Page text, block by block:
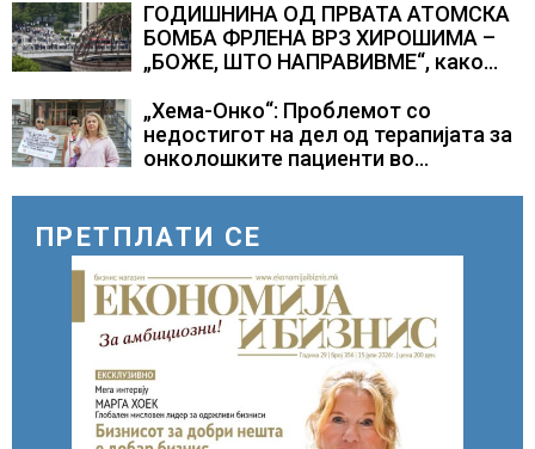
ГОДИШНИНА ОД ПРВАТА АТОМСКА
БОМБА ФРЛЕНА ВРЗ ХИРОШИМА –
„БОЖЕ, ШТО НАПРАВИВМЕ“, како
Геј“ и учесниците во
бомбардирањето го доживуваа овој
настан што го промени текот на
„Хема-Онко“: Проблемот со
недостигот на дел од терапијата за
онколошките пациенти во
ПРЕТПЛАТИ СЕ